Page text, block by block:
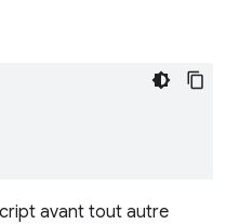
avant tout autre